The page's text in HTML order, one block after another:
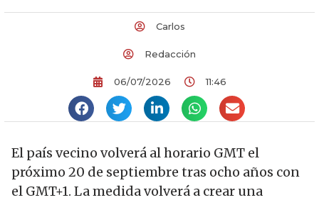
Carlos
Redacción
06/07/2026 11:46
El país vecino volverá al horario GMT el
próximo 20 de septiembre tras ocho años con
el GMT+1. La medida volverá a crear una